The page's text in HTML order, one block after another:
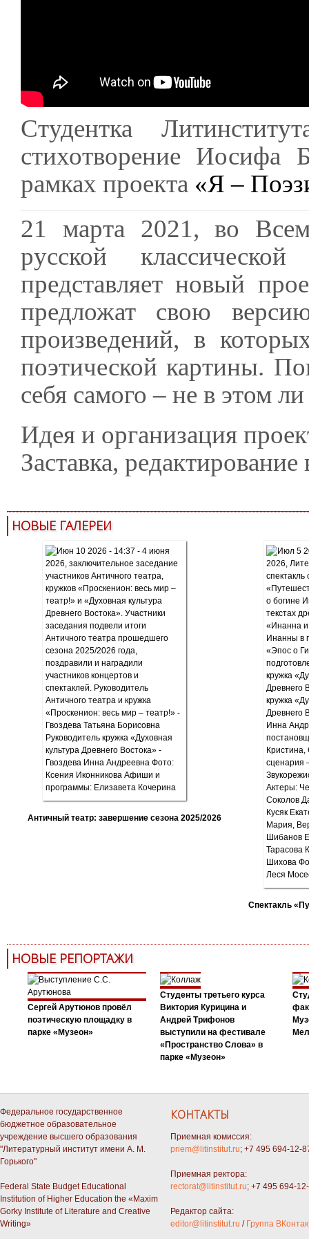
Студентка
стихотворение Иосифа
рамках проекта «Я –
21 марта 2021, во
русской
представляет новый
предложат свою
произведений, в
поэтической картины.
себя самого – не в этом
Идея и организация
Заставка,
НОВЫЕ ГАЛЕРЕИ
Античный театр: завершение сезона 2025/2026
Спектакль
НОВЫЕ РЕПОРТАЖИ
Сергей Арутюнов провёл
поэтическую площадку в
парке «Музеон»
Студенты третьего курса
Виктория Курицина и
Андрей Трифонов
выступили на фестивале
«Пространство Слова» в
парке «Музеон»
Федеральное государственное
бюджетное образовательное
учреждение высшего образования
"Литературный институт имени А. М.
Горького"
Federal State Budget Educational
Institution of Higher Education the «Maxim
Gorky Institute of Literature and Creative
Writing»
КОНТАКТЫ
Приемная комиссия:
priem@litinstitut.ru; +7 495 694-12-
Приемная ректора:
rectorat@litinstitut.ru; +7 495 694-
Редактор сайта:
editor@litinstitut.ru / Группа